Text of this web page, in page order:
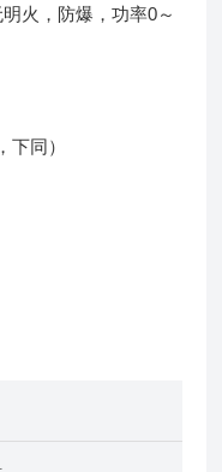
明火，防爆，功率0～
下同）